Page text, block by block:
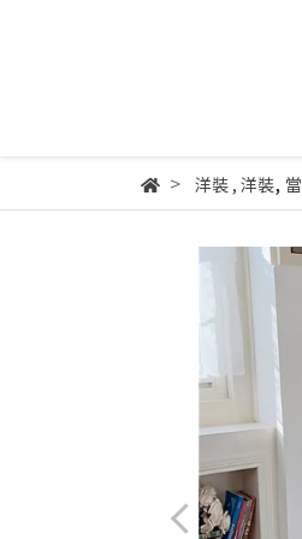
洋裝, 洋裝,